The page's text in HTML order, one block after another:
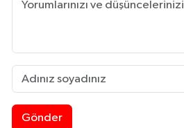
Gönder